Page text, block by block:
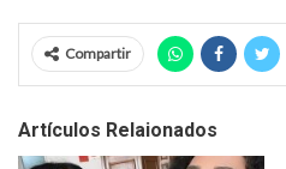
Compartir
Artículos Relaionados